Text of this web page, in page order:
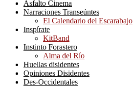
Asfalto Cinema
Narraciones Transeúntes
El Calendario del Escarabajo
Inspírate
KitBand
Instinto Forastero
Alma del Río
Huellas disidentes
Opiniones Disidentes
Des-Occidentales